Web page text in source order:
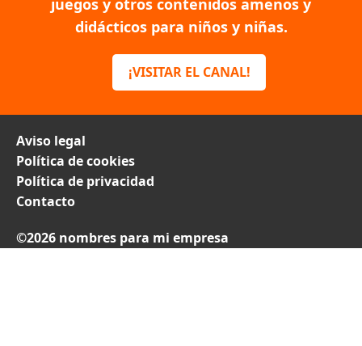
juegos y otros contenidos amenos y
didácticos para niños y niñas.
¡VISITAR EL CANAL!
Aviso legal
Política de cookies
Política de privacidad
Contacto
©2026 nombres para mi empresa